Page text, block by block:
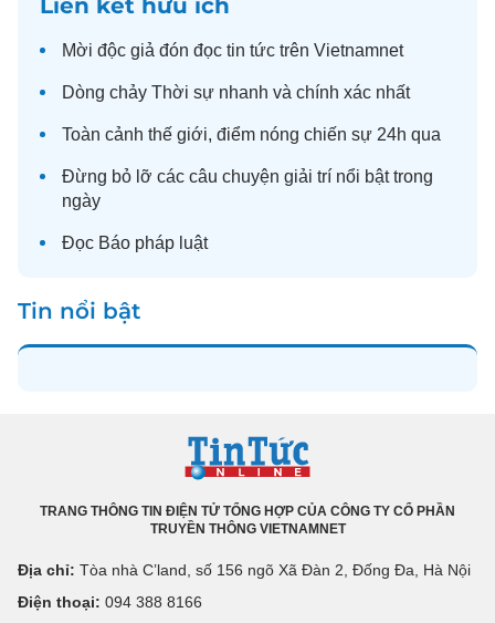
Liên kết hữu ích
Mời độc giả đón đọc tin tức trên Vietnamnet
Dòng chảy Thời sự nhanh và chính xác nhất
Toàn cảnh thế giới, điểm nóng chiến sự 24h qua
Đừng bỏ lỡ các câu chuyện giải trí nổi bật trong
ngày
Đọc Báo pháp luật
Tin nổi bật
TRANG THÔNG TIN ĐIỆN TỬ TỔNG HỢP CỦA CÔNG TY CỔ PHẦN
TRUYỀN THÔNG VIETNAMNET
Địa chỉ: Tòa nhà C’land, số 156 ngõ Xã Đàn 2, Đống Đa, Hà Nội
Điện thoại: 094 388 8166